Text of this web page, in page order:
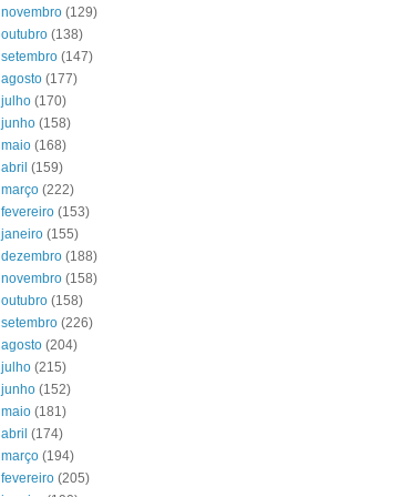
novembro (129)
outubro (138)
setembro (147)
agosto (177)
julho (170)
junho (158)
maio (168)
abril (159)
março (222)
fevereiro (153)
janeiro (155)
dezembro (188)
novembro (158)
outubro (158)
setembro (226)
agosto (204)
julho (215)
junho (152)
maio (181)
abril (174)
março (194)
fevereiro (205)